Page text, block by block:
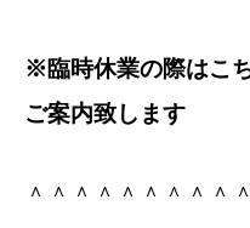
※臨時休業の際はこ
ご案内致します
＾＾＾＾＾＾＾＾＾